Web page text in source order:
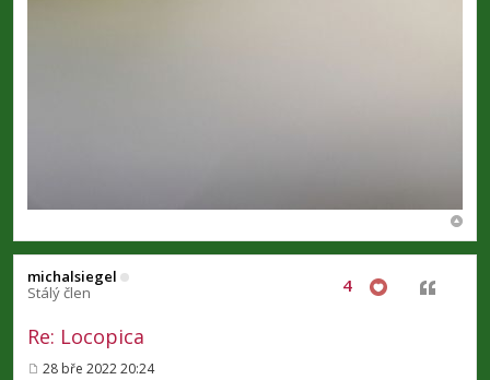
michalsiegel
Stálý člen
Re: Locopica
4 Citovat
28 bře 2022 20:24